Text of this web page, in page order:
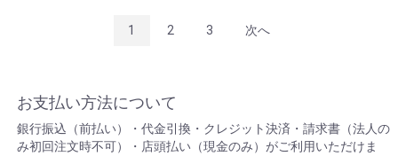
1 2 3 次へ
お支払い方法について
銀行振込（前払い）・代金引換・クレジット決済・請求書（法人の
み初回注文時不可）・店頭払い（現金のみ）がご利用いただけま